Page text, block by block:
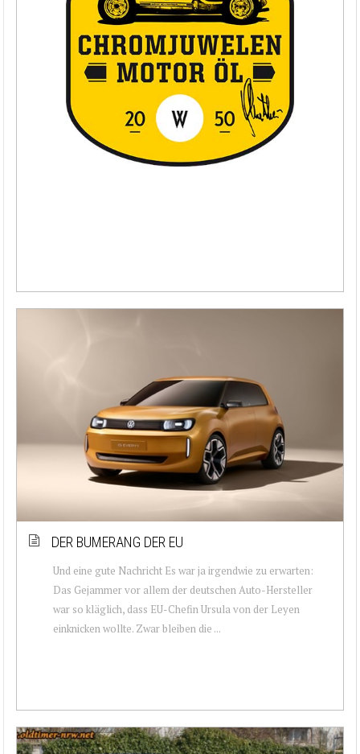
DER BUMERANG DER EU
Und eine gute Nachricht Es war ja irgendwie zu erwarten:
Das Gejammer vor allem der deutschen Auto-Hersteller
war so kläglich, dass EU-Chefin Ursula von der Leyen
einknicken wollte. Zwar bleiben die ...